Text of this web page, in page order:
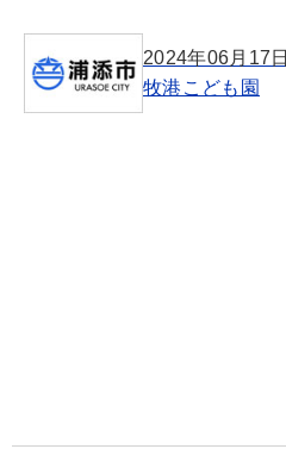
2024年06月17日
牧港こども園